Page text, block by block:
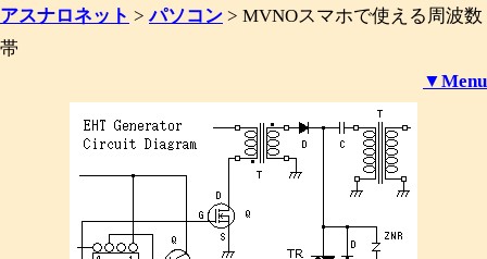
アスナロネット > パソコン > MVNOスマホで使える周波数
帯
▼Menu